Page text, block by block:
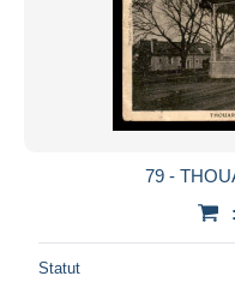
79 -
Statut